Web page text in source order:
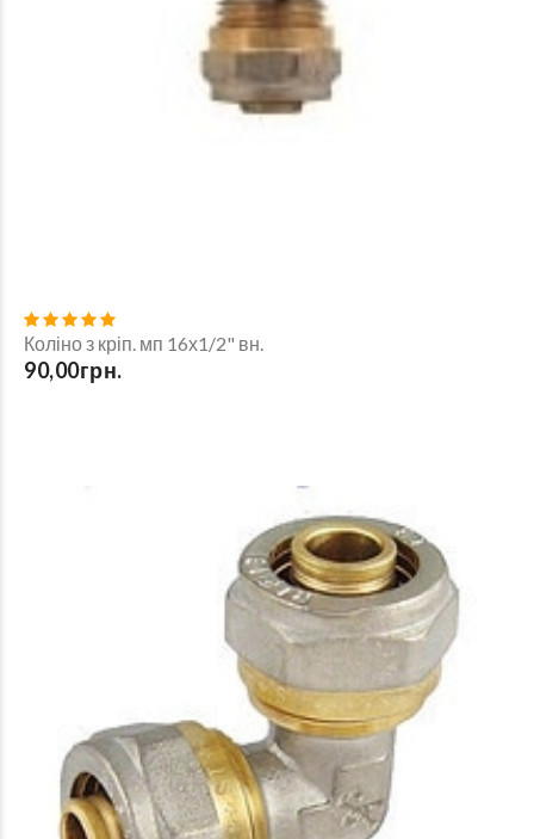
Коліно з кріп. мп 16х1/2" вн.
90,00грн.